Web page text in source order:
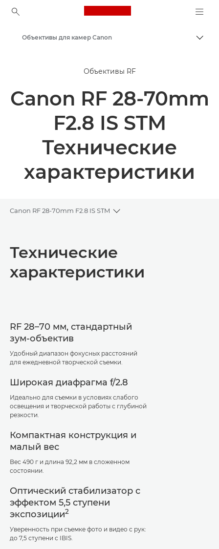
Canon Logo, back to
Объективы для камер Canon
Объективы RF
Canon RF 28-70mm
F2.8 IS STM
Технические
характеристики
Canon RF 28-70mm F2.8 IS STM
Toggle breadcrumbs
Технические характеристики
Технические
характеристики
RF 28–70 мм, стандартный
зум-объектив
Удобный диапазон фокусных расстояний
для ежедневной творческой съемки.
Широкая диафрагма f/2.8
Идеально для съемки в условиях слабого
освещения и творческой работы с глубиной
резкости.
Компактная конструкция и
малый вес
Вес 490 г и длина 92,2 мм в сложенном
состоянии.
Оптический стабилизатор с
эффектом 5,5 ступени
экспозиции2
Уверенность при съемке фото и видео с рук:
до 7,5 ступени с IBIS.